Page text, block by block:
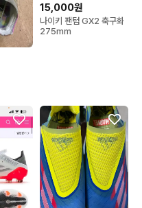
15,000원
나이키 팬텀 GX2 축구화
275mm